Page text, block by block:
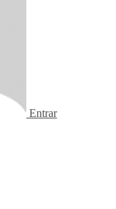
Entrar